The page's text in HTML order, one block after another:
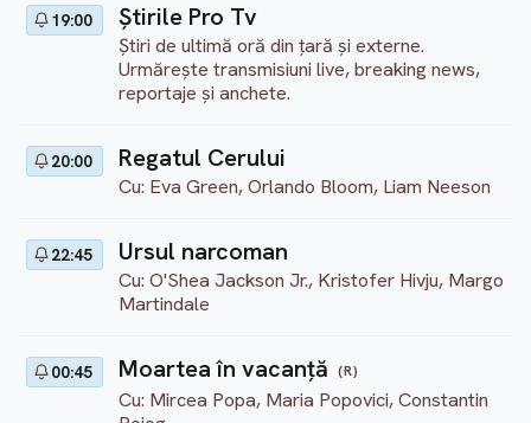
19:00 Ştirile Pro Tv
Știri de ultimă oră din țară și externe.
Urmărește transmisiuni live, breaking news,
reportaje și anchete.
20:00 Regatul Cerului
Cu: Eva Green, Orlando Bloom, Liam Neeson
22:45 Ursul narcoman
Cu: O'Shea Jackson Jr., Kristofer Hivju, Margo
Martindale
00:45 Moartea în vacanță (R)
Cu: Mircea Popa, Maria Popovici, Constantin